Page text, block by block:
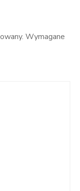
Wymagane